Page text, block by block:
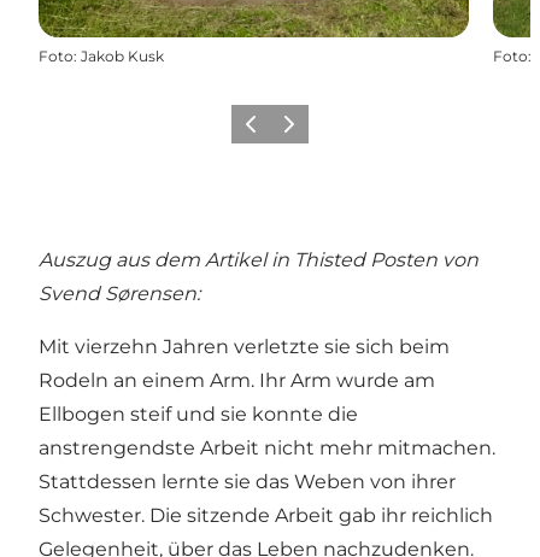
Foto: Jakob Kusk Foto:
ZurückWeiter
Auszug aus dem Artikel in Thisted Posten von
Svend Sørensen:
Mit vierzehn Jahren verletzte sie sich beim
Rodeln an einem Arm. Ihr Arm wurde am
Ellbogen steif und sie konnte die
anstrengendste Arbeit nicht mehr mitmachen.
Stattdessen lernte sie das Weben von ihrer
Schwester. Die sitzende Arbeit gab ihr reichlich
Gelegenheit, über das Leben nachzudenken.